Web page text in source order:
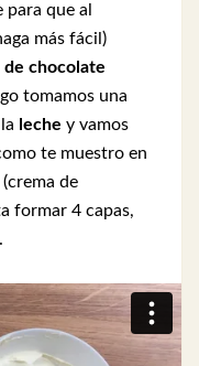
que al
más fácil)
de chocolate
tomamos una
leche y vamos
te muestro en
de
formar 4 capas,